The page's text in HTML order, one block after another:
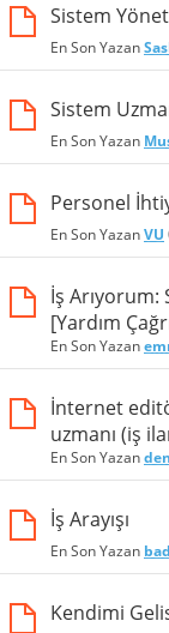
Sistem
En Son Yazan
Sistem
En Son Yazan
Personel
En Son YazanVU
İş Arıyorum:
[Yardım
En Son Yazan
İnternet
uzmanı (iş
En Son Yazan
İş Arayışı
En Son Yazan
Kendimi